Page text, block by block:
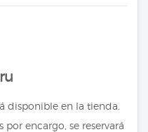
disponible en la tienda.
encargo, se reservará